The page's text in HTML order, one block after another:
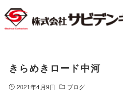
きらめきロード中河
2021年4月9日 ブログ